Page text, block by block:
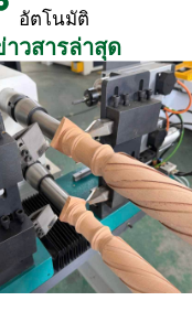
อัตโนมัติ
าวสารล่าสุด